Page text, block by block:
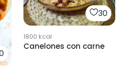
30
1800 kcal
Canelones con carne